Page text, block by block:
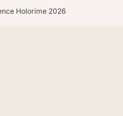
Holorime 2026